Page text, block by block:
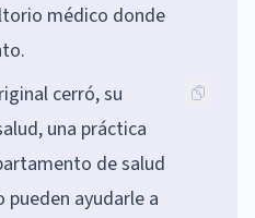
médico donde
cerró, su
una práctica
de salud
ayudarle a